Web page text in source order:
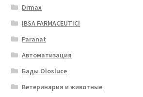
Drmax
IBSA FARMACEUTICI
Paranat
Автоматизация
Бады Olosluce
Ветеринария и животные